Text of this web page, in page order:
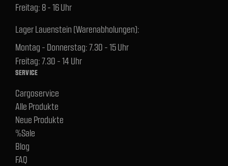
Freitag: 8 - 16 Uhr
Lager Lauenstein (Warenabholungen):
Montag - Donnerstag: 7.30 - 15 Uhr
Freitag: 7.30 - 14 Uhr
SERVICE
Cargoservice
Alle Produkte
Neue Produkte
%Sale
Blog
FAQ